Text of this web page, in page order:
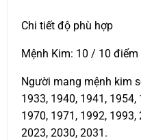
Chi tiết độ phù hợp
Mệnh Kim: 10 / 10 điểm
Người mang mệnh kim
1933, 1940, 1941,
1970, 1971, 1992,
2023, 2030, 2031.